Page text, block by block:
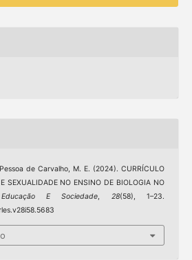
de Carvalho, M. E. (2024). CURRÍCULO
SEXUALIDADE NO ENSINO DE BIOLOGIA NO
Educação E Sociedade, 28(58), 1–23.